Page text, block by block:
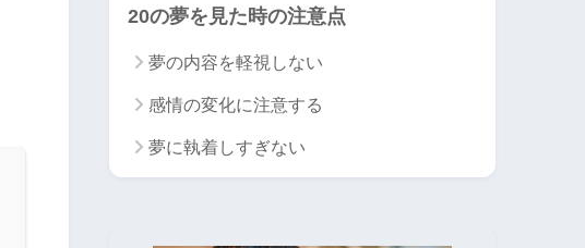
20の夢を見た時の注意点
夢の内容を軽視しない
感情の変化に注意する
夢に執着しすぎない